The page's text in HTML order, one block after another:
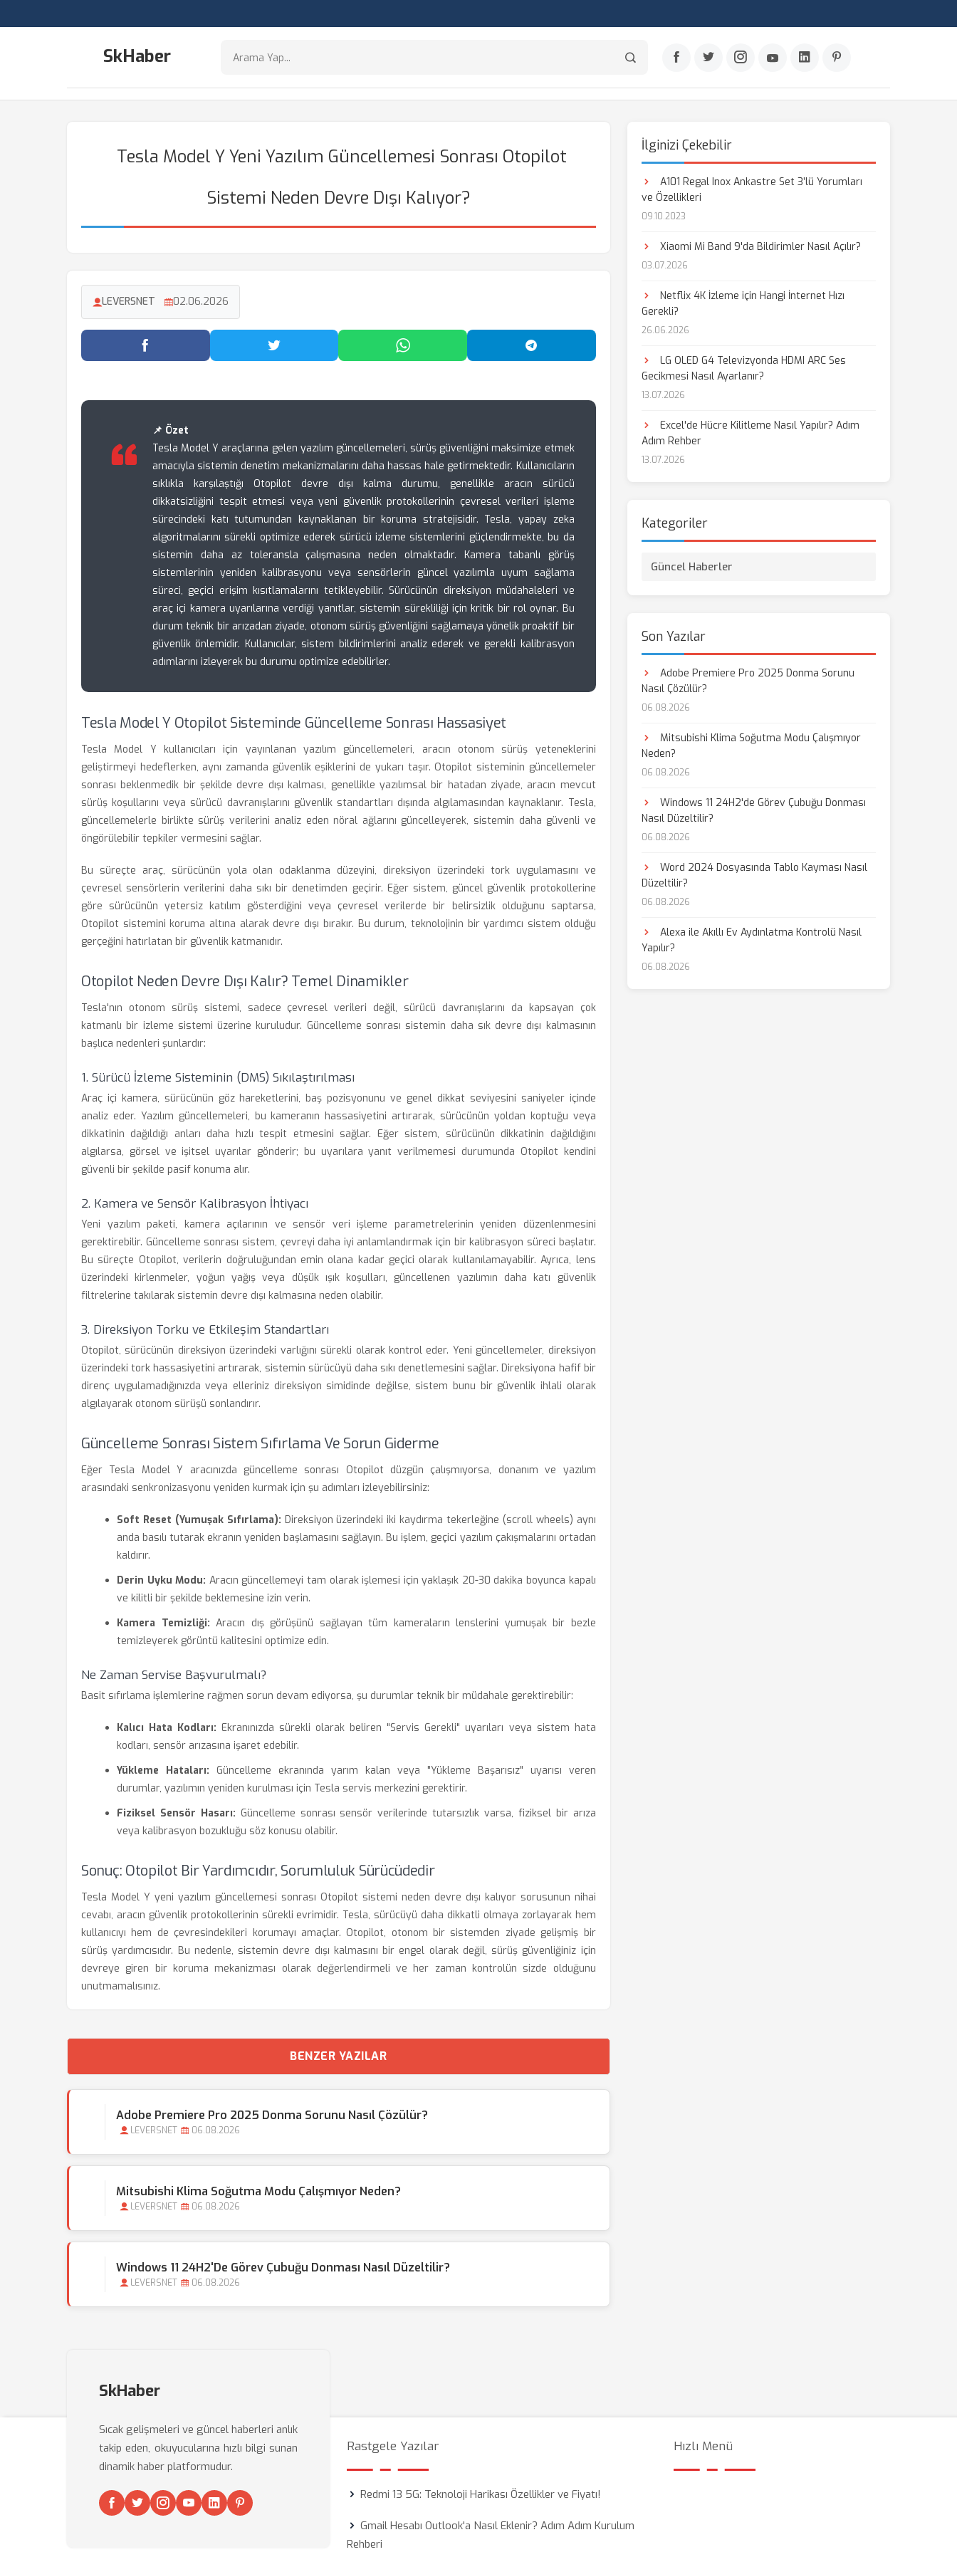
SkHaber
Tesla Model Y Yeni Yazılım Güncellemesi Sonrası Otopilot
Sistemi Neden Devre Dışı Kalıyor?
LEVERSNET 02.06.2026
Facebook'ta Paylaş Twitter'da Paylaş WhatsApp'ta Paylaş Telegram'da Paylaş
📌 Özet
Tesla Model Y araçlarına gelen yazılım güncellemeleri, sürüş güvenliğini maksimize etmek
amacıyla sistemin denetim mekanizmalarını daha hassas hale getirmektedir. Kullanıcıların
sıklıkla karşılaştığı Otopilot devre dışı kalma durumu, genellikle aracın sürücü
dikkatsizliğini tespit etmesi veya yeni güvenlik protokollerinin çevresel verileri işleme
sürecindeki katı tutumundan kaynaklanan bir koruma stratejisidir. Tesla, yapay zeka
algoritmalarını sürekli optimize ederek sürücü izleme sistemlerini güçlendirmekte, bu da
sistemin daha az toleransla çalışmasına neden olmaktadır. Kamera tabanlı görüş
sistemlerinin yeniden kalibrasyonu veya sensörlerin güncel yazılımla uyum sağlama
süreci, geçici erişim kısıtlamalarını tetikleyebilir. Sürücünün direksiyon müdahaleleri ve
araç içi kamera uyarılarına verdiği yanıtlar, sistemin sürekliliği için kritik bir rol oynar. Bu
durum teknik bir arızadan ziyade, otonom sürüş güvenliğini sağlamaya yönelik proaktif bir
güvenlik önlemidir. Kullanıcılar, sistem bildirimlerini analiz ederek ve gerekli kalibrasyon
adımlarını izleyerek bu durumu optimize edebilirler.
Tesla Model Y Otopilot Sisteminde Güncelleme Sonrası Hassasiyet
Tesla Model Y kullanıcıları için yayınlanan yazılım güncellemeleri, aracın otonom sürüş yeteneklerini
geliştirmeyi hedeflerken, aynı zamanda güvenlik eşiklerini de yukarı taşır. Otopilot sisteminin güncellemeler
sonrası beklenmedik bir şekilde devre dışı kalması, genellikle yazılımsal bir hatadan ziyade, aracın mevcut
sürüş koşullarını veya sürücü davranışlarını güvenlik standartları dışında algılamasından kaynaklanır. Tesla,
güncellemelerle birlikte sürüş verilerini analiz eden nöral ağlarını güncelleyerek, sistemin daha güvenli ve
öngörülebilir tepkiler vermesini sağlar.
Bu süreçte araç, sürücünün yola olan odaklanma düzeyini, direksiyon üzerindeki tork uygulamasını ve
çevresel sensörlerin verilerini daha sıkı bir denetimden geçirir. Eğer sistem, güncel güvenlik protokollerine
göre sürücünün yetersiz katılım gösterdiğini veya çevresel verilerde bir belirsizlik olduğunu saptarsa,
Otopilot sistemini koruma altına alarak devre dışı bırakır. Bu durum, teknolojinin bir yardımcı sistem olduğu
gerçeğini hatırlatan bir güvenlik katmanıdır.
Otopilot Neden Devre Dışı Kalır? Temel Dinamikler
Tesla'nın otonom sürüş sistemi, sadece çevresel verileri değil, sürücü davranışlarını da kapsayan çok
katmanlı bir izleme sistemi üzerine kuruludur. Güncelleme sonrası sistemin daha sık devre dışı kalmasının
başlıca nedenleri şunlardır:
1. Sürücü İzleme Sisteminin (DMS) Sıkılaştırılması
Araç içi kamera, sürücünün göz hareketlerini, baş pozisyonunu ve genel dikkat seviyesini saniyeler içinde
analiz eder. Yazılım güncellemeleri, bu kameranın hassasiyetini artırarak, sürücünün yoldan koptuğu veya
dikkatinin dağıldığı anları daha hızlı tespit etmesini sağlar. Eğer sistem, sürücünün dikkatinin dağıldığını
algılarsa, görsel ve işitsel uyarılar gönderir; bu uyarılara yanıt verilmemesi durumunda Otopilot kendini
güvenli bir şekilde pasif konuma alır.
2. Kamera ve Sensör Kalibrasyon İhtiyacı
Yeni yazılım paketi, kamera açılarının ve sensör veri işleme parametrelerinin yeniden düzenlenmesini
gerektirebilir. Güncelleme sonrası sistem, çevreyi daha iyi anlamlandırmak için bir kalibrasyon süreci başlatır.
Bu süreçte Otopilot, verilerin doğruluğundan emin olana kadar geçici olarak kullanılamayabilir. Ayrıca, lens
üzerindeki kirlenmeler, yoğun yağış veya düşük ışık koşulları, güncellenen yazılımın daha katı güvenlik
filtrelerine takılarak sistemin devre dışı kalmasına neden olabilir.
3. Direksiyon Torku ve Etkileşim Standartları
Otopilot, sürücünün direksiyon üzerindeki varlığını sürekli olarak kontrol eder. Yeni güncellemeler, direksiyon
üzerindeki tork hassasiyetini artırarak, sistemin sürücüyü daha sıkı denetlemesini sağlar. Direksiyona hafif bir
direnç uygulamadığınızda veya elleriniz direksiyon simidinde değilse, sistem bunu bir güvenlik ihlali olarak
algılayarak otonom sürüşü sonlandırır.
Güncelleme Sonrası Sistem Sıfırlama Ve Sorun Giderme
Eğer Tesla Model Y aracınızda güncelleme sonrası Otopilot düzgün çalışmıyorsa, donanım ve yazılım
arasındaki senkronizasyonu yeniden kurmak için şu adımları izleyebilirsiniz:
Soft Reset (Yumuşak Sıfırlama): Direksiyon üzerindeki iki kaydırma tekerleğine (scroll wheels) aynı
anda basılı tutarak ekranın yeniden başlamasını sağlayın. Bu işlem, geçici yazılım çakışmalarını ortadan
kaldırır.
Derin Uyku Modu: Aracın güncellemeyi tam olarak işlemesi için yaklaşık 20-30 dakika boyunca kapalı
ve kilitli bir şekilde beklemesine izin verin.
Kamera Temizliği: Aracın dış görüşünü sağlayan tüm kameraların lenslerini yumuşak bir bezle
temizleyerek görüntü kalitesini optimize edin.
Ne Zaman Servise Başvurulmalı?
Basit sıfırlama işlemlerine rağmen sorun devam ediyorsa, şu durumlar teknik bir müdahale gerektirebilir:
Kalıcı Hata Kodları: Ekranınızda sürekli olarak beliren "Servis Gerekli" uyarıları veya sistem hata
kodları, sensör arızasına işaret edebilir.
Yükleme Hataları: Güncelleme ekranında yarım kalan veya "Yükleme Başarısız" uyarısı veren
durumlar, yazılımın yeniden kurulması için Tesla servis merkezini gerektirir.
Fiziksel Sensör Hasarı: Güncelleme sonrası sensör verilerinde tutarsızlık varsa, fiziksel bir arıza
veya kalibrasyon bozukluğu söz konusu olabilir.
Sonuç: Otopilot Bir Yardımcıdır, Sorumluluk Sürücüdedir
Tesla Model Y yeni yazılım güncellemesi sonrası Otopilot sistemi neden devre dışı kalıyor sorusunun nihai
cevabı, aracın güvenlik protokollerinin sürekli evrimidir. Tesla, sürücüyü daha dikkatli olmaya zorlayarak hem
kullanıcıyı hem de çevresindekileri korumayı amaçlar. Otopilot, otonom bir sistemden ziyade gelişmiş bir
sürüş yardımcısıdır. Bu nedenle, sistemin devre dışı kalmasını bir engel olarak değil, sürüş güvenliğiniz için
devreye giren bir koruma mekanizması olarak değerlendirmeli ve her zaman kontrolün sizde olduğunu
unutmamalısınız.
BENZER YAZILAR
Adobe Premiere Pro 2025 Donma Sorunu Nasıl Çözülür?
LEVERSNET 06.08.2026
Mitsubishi Klima Soğutma Modu Çalışmıyor Neden?
LEVERSNET 06.08.2026
Windows 11 24H2'de Görev Çubuğu Donması Nasıl Düzeltilir?
LEVERSNET 06.08.2026
İlginizi Çekebilir
A101 Regal Inox Ankastre Set 3’lü Yorumları
ve Özellikleri
09.10.2023
Xiaomi Mi Band 9'da Bildirimler Nasıl Açılır?
03.07.2026
Netflix 4K İzleme için Hangi İnternet Hızı
Gerekli?
26.06.2026
LG OLED G4 Televizyonda HDMI ARC Ses
Gecikmesi Nasıl Ayarlanır?
13.07.2026
Excel'de Hücre Kilitleme Nasıl Yapılır? Adım
Adım Rehber
13.07.2026
Kategoriler
Güncel Haberler
Son Yazılar
Adobe Premiere Pro 2025 Donma Sorunu
Nasıl Çözülür?
06.08.2026
Mitsubishi Klima Soğutma Modu Çalışmıyor
Neden?
06.08.2026
Windows 11 24H2'de Görev Çubuğu Donması
Nasıl Düzeltilir?
06.08.2026
Word 2024 Dosyasında Tablo Kayması Nasıl
Düzeltilir?
06.08.2026
Alexa ile Akıllı Ev Aydınlatma Kontrolü Nasıl
Yapılır?
06.08.2026
SkHaber
Sıcak gelişmeleri ve güncel haberleri anlık
takip eden, okuyucularına hızlı bilgi sunan
dinamik haber platformudur.
Rastgele Yazılar
Redmi 13 5G: Teknoloji Harikası Özellikler ve Fiyatı!
Gmail Hesabı Outlook'a Nasıl Eklenir? Adım Adım Kurulum
Rehberi
Hızlı Menü